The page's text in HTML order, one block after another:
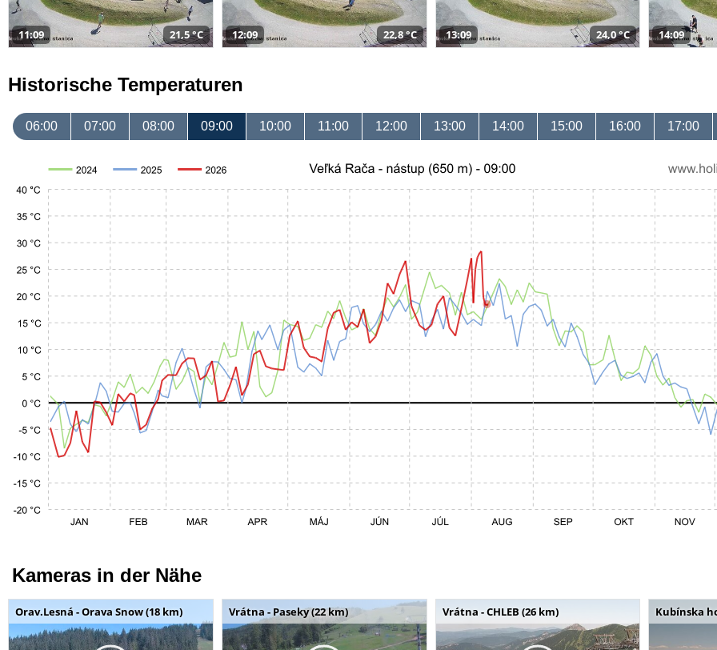
11:09 21,5 °C 12:09 22,8 °C 13:09 24,0 °C 14:09
Historische Temperaturen
06:00 07:00 08:00 09:00 10:00 11:00 12:00 13:00 14:00 15:00 16:00 17:00
Kameras in der Nähe
Orav.Lesná - Orava Snow (18 km) Vrátna - Paseky (22 km) Vrátna - CHLEB (26 km) Kubínska